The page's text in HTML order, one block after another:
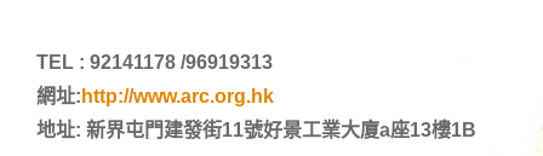
TEL : 92141178 /96919313
網址: http://www.arc.org.hk
地址: 新界屯門建發街11號好景工業大廈a座13樓1B